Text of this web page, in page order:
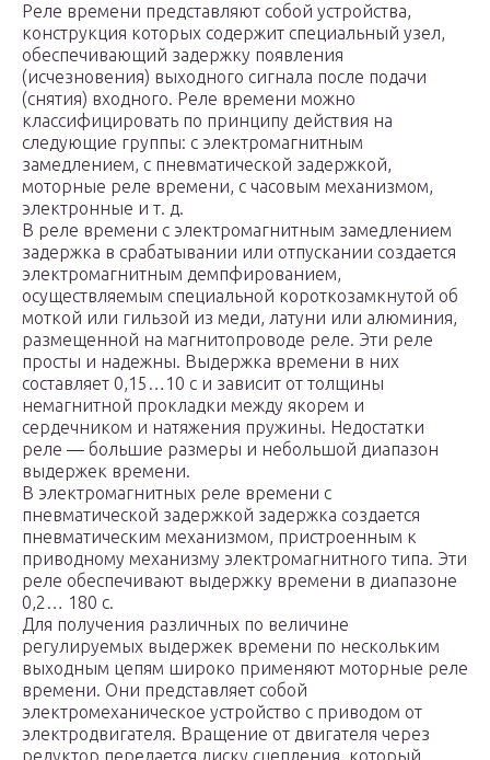
Реле времени представляют собой устройства,
конструкция которых содержит специальный узел,
обеспечивающий задержку появления
(исчезновения) выходного сигнала после подачи
(снятия) входного. Реле времени можно
классифицировать по принципу действия на
следующие группы: с электромагнитным
замедлением, с пневматической задержкой,
моторные реле времени, с часовым механизмом,
электронные и т. д.
В реле времени с электромагнитным замедлением
задержка в срабатывании или отпускании создается
электромагнитным демпфированием,
осуществляемым специальной короткозамкнутой об
моткой или гильзой из меди, латуни или алюминия,
размещенной на магнитопроводе реле. Эти реле
просты и надежны. Выдержка времени в них
составляет 0,15…10 с и зависит от толщины
немагнитной прокладки между якорем и
сердечником и натяжения пружины. Недостатки
реле — большие размеры и небольшой диапазон
выдержек времени.
В электромагнитных реле времени с
пневматической задержкой задержка создается
пневматическим механизмом, пристроенным к
приводному механизму электромагнитного типа. Эти
реле обеспечивают выдержку времени в диапазоне
0,2… 180 с.
Для получения различных по величине
регулируемых выдержек времени по нескольким
выходным цепям широко применяют моторные реле
времени. Они представляет собой
электромеханическое устройство с приводом от
электродвигателя. Вращение от двигателя через
редуктор передается диску сцепления, который